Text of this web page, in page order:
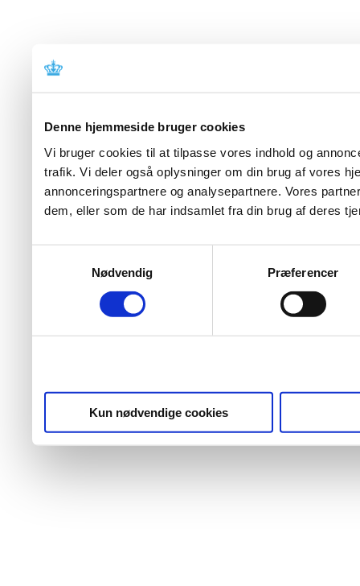
Denne hjemmeside bruger cookies
Vi bruger cookies til at tilpasse vores indhold og
trafik. Vi deler også oplysninger om din brug af vores
annonceringspartnere og analysepartnere. Vores
dem, eller som de har indsamlet fra din brug af deres
Nødvendig
Præferencer
Kun nødvendige cookies